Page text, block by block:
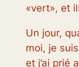
«vert», et
Un jour,
moi, je
et j’ai prié